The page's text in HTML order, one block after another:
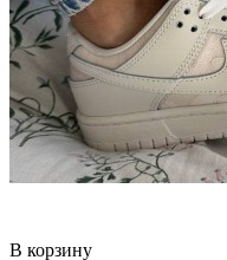
В корзину